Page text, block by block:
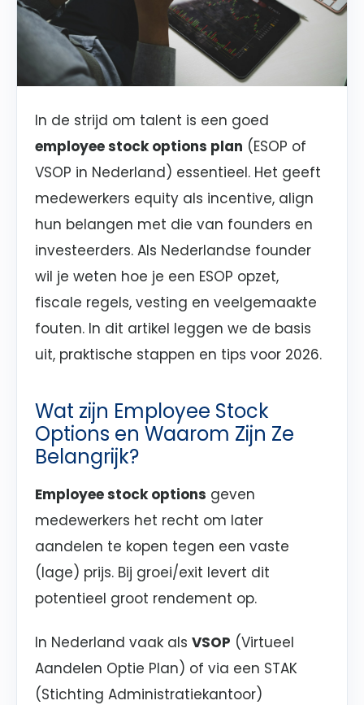
In de strijd om talent is een goed
employee stock options plan (ESOP of
VSOP in Nederland) essentieel. Het geeft
medewerkers equity als incentive, align
hun belangen met die van founders en
investeerders. Als Nederlandse founder
wil je weten hoe je een ESOP opzet,
fiscale regels, vesting en veelgemaakte
fouten. In dit artikel leggen we de basis
uit, praktische stappen en tips voor 2026.
Wat zijn Employee Stock
Options en Waarom Zijn Ze
Belangrijk?
Employee stock options geven
medewerkers het recht om later
aandelen te kopen tegen een vaste
(lage) prijs. Bij groei/exit levert dit
potentieel groot rendement op.
In Nederland vaak als VSOP (Virtueel
Aandelen Optie Plan) of via een STAK
(Stichting Administratiekantoor)